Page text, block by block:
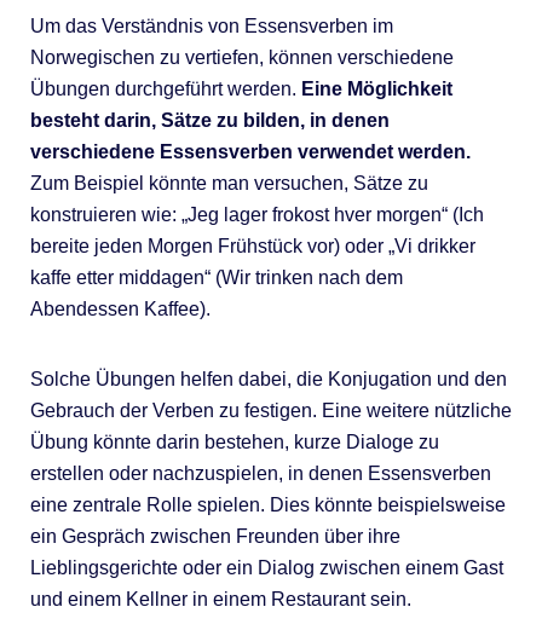
Um das Verständnis von Essensverben im
Norwegischen zu vertiefen, können verschiedene
Übungen durchgeführt werden. Eine Möglichkeit
besteht darin, Sätze zu bilden, in denen
verschiedene Essensverben verwendet werden.
Zum Beispiel könnte man versuchen, Sätze zu
konstruieren wie: „Jeg lager frokost hver morgen“ (Ich
bereite jeden Morgen Frühstück vor) oder „Vi drikker
kaffe etter middagen“ (Wir trinken nach dem
Abendessen Kaffee).
Solche Übungen helfen dabei, die Konjugation und den
Gebrauch der Verben zu festigen. Eine weitere nützliche
Übung könnte darin bestehen, kurze Dialoge zu
erstellen oder nachzuspielen, in denen Essensverben
eine zentrale Rolle spielen. Dies könnte beispielsweise
ein Gespräch zwischen Freunden über ihre
Lieblingsgerichte oder ein Dialog zwischen einem Gast
und einem Kellner in einem Restaurant sein.